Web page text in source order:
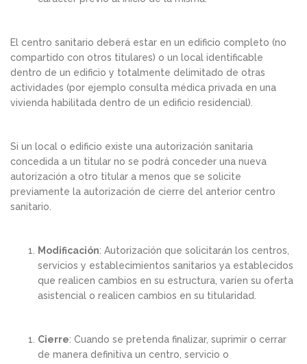
El centro sanitario deberá estar en un edificio completo (no
compartido con otros titulares) o un local identificable
dentro de un edificio y totalmente delimitado de otras
actividades (por ejemplo consulta médica privada en una
vivienda habilitada dentro de un edificio residencial).
Si un local o edificio existe una autorización sanitaria
concedida a un titular no se podrá conceder una nueva
autorización a otro titular a menos que se solicite
previamente la autorización de cierre del anterior centro
sanitario.
Modificación: Autorización que solicitarán los centros,
servicios y establecimientos sanitarios ya establecidos
que realicen cambios en su estructura, varíen su oferta
asistencial o realicen cambios en su titularidad.
Cierre: Cuando se pretenda finalizar, suprimir o cerrar
de manera definitiva un centro, servicio o